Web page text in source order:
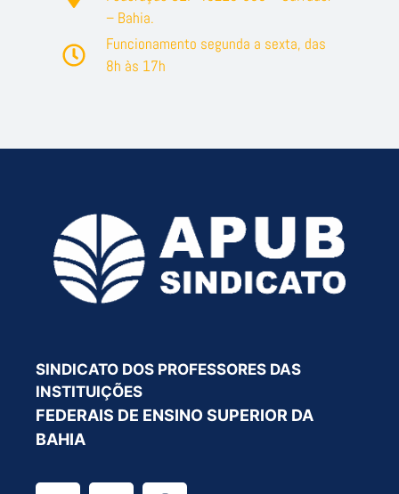
– Bahia.
Funcionamento segunda a sexta, das
8h às 17h
SINDICATO DOS PROFESSORES DAS
INSTITUIÇÕES
FEDERAIS DE ENSINO SUPERIOR DA
BAHIA